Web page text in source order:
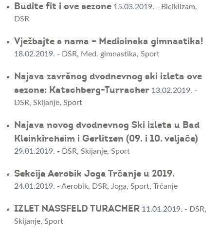
Budite fit i ove sezone 15.03.2019. - Biciklizam,
DSR
Vježbajte s nama – Medicinska gimnastika!
18.02.2019. - DSR, Med. gimnastika, Sport
Najava završnog dvodnevnog ski izleta ove
sezone: Katschberg-Turracher 13.02.2019. -
DSR, Skijanje, Sport
Najava novog dvodnevnog Ski izleta u Bad
Kleinkircheim i Gerlitzen (09. i 10. veljače)
29.01.2019. - DSR, Skijanje, Sport
Sekcija Aerobik Joga Trčanje u 2019.
24.01.2019. - Aerobik, DSR, Joga, Sport, Trčanje
IZLET NASSFELD TURACHER 11.01.2019. - DSR,
Skijanje, Sport